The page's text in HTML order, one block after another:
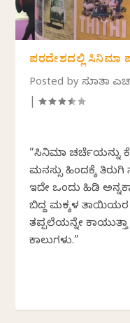
ಪರದೇಶದಲ್ಲಿ ಸಿನಿಮಾ
Posted byಸುಜಾತಾ
|
“ಸಿನಿಮಾ ಚರ್ಚೆಯನ್ನು
ಮನಸ್ಸು ಹಿಂದಕ್ಕೆ
ಇದೇ ಒಂದು ಹಿಡಿ
ಬಿದ್ದ ಮಕ್ಕಳ ತಾಯಿಯರ
ತಪ್ಪಲೆಯನ್ನೇ
ಕಾಲುಗಳು.”